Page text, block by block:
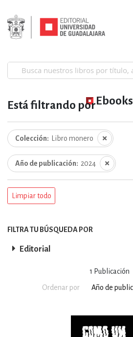
Ebooks
1 Publicación
Ordenar por
Está filtrando por
Colección Libro monero
Año de publicación 2024
Limpiar todo
FILTRA TU BÚSQUEDA POR
Editorial